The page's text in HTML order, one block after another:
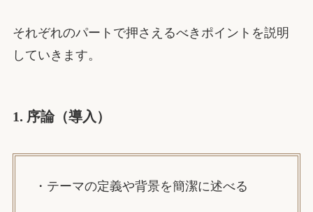
それぞれのパートで押さえるべきポイントを説明
していきます。
1. 序論（導入）
・テーマの定義や背景を簡潔に述べる